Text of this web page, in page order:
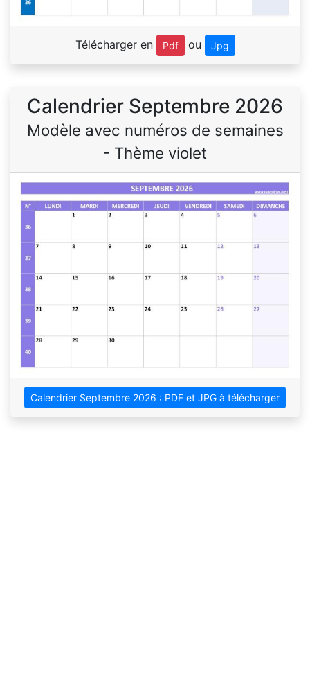
Télécharger en Pdf ou Jpg
Calendrier Septembre 2026
Modèle avec numéros de semaines
- Thème violet
Calendrier Septembre 2026 : PDF et JPG à télécharger